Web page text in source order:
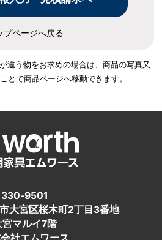
プページへ戻る
違う物をお求めの場合は、商品の写真又
とで商品ページへ移動できます。
330-9501
大宮区桜木町2丁目3番地
宮マルイ7階